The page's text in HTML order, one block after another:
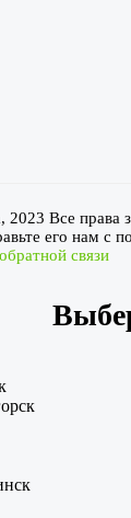
2023 Все права
его нам с
обратной связи